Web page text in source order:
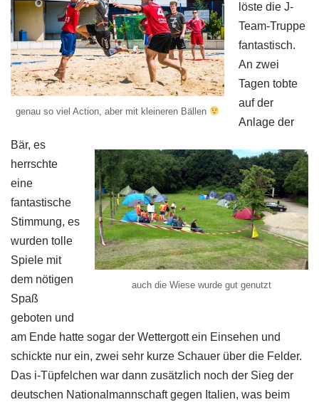
genau so viel Action, aber mit kleineren Bällen
auch die Wiese wurde gut genutzt
löste die J-
Team-Truppe
fantastisch.
An zwei
Tagen tobte
auf der
Anlage der
Bär, es
herrschte
eine
fantastische
Stimmung, es
wurden tolle
Spiele mit
dem nötigen
Spaß
geboten und
am Ende hatte sogar der Wettergott ein Einsehen und
schickte nur ein, zwei sehr kurze Schauer über die Felder.
Das i-Tüpfelchen war dann zusätzlich noch der Sieg der
deutschen Nationalmannschaft gegen Italien, was beim